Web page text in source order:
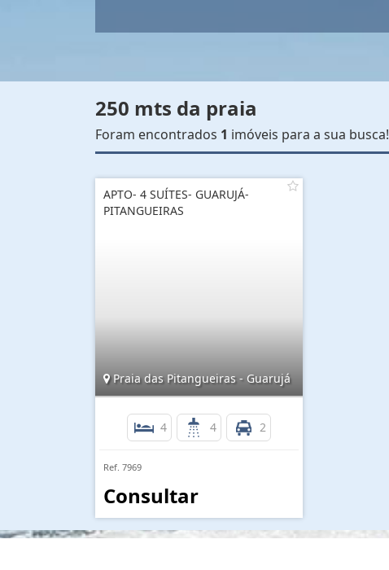
250 mts da praia
Foram encontrados 1 imóveis para a sua busca!
APTO- 4 SUÍTES- GUARUJÁ-
PITANGUEIRAS
Praia das Pitangueiras - Guarujá
4 4 2
Ref. 7969
Consultar